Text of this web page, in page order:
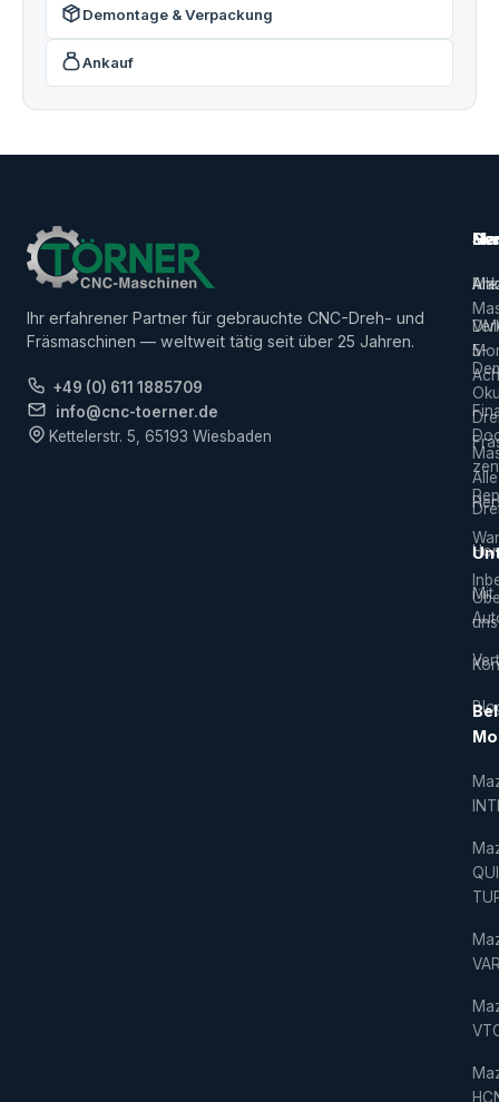
Demontage & Verpackung
Ankauf
Ihr erfahrener Partner für gebrauchte CNC-Dreh- und
Fräsmaschinen — weltweit tätig seit über 25 Jahren.
+49 (0) 611 1885709
info@cnc-toerner.de
Kettelerstr. 5, 65193 Wiesbaden
Alle
5-
Mit
Alle
uns